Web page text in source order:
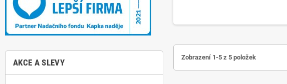
AKCE A SLEVY
Zobrazení 1-5 z 5 položek